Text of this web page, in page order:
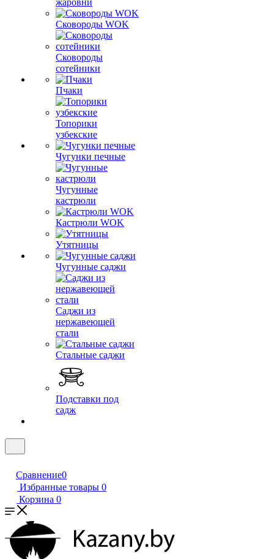
жаровни
Сковороды WOK
Сковороды
сотейники
Пчаки
Топорики
узбекские
Чугунки печные
Чугунные
кастрюли
Кастрюли WOK
Утятницы
Чугунные саджи
Саджи из
нержавеющей
стали
Стальные саджи
Подставки под
садж
Сравнение0
Избранные товары 0
Корзина 0